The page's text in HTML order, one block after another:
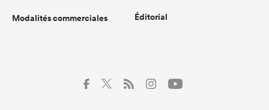
Modalités commerciales Éditorial